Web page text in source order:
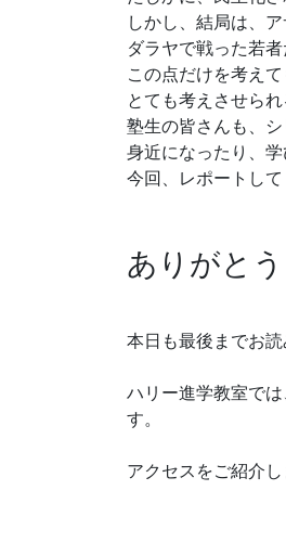
しかし、結局は、
ダラヤで戦った若
この点だけを考え
とても考えさせられ
塾生の皆さんも、
身近になったり、学
今回、レポートし
ありがと
本日も最後までお
ハリー進学教室で
す。
アクセスをご紹介